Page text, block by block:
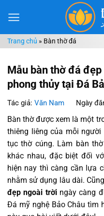
đến
dungTrang chủ » Bàn thờ đá
Mẫu bàn thờ đá
phong thủy tại Đá
Tác giả: Văn Nam Ngày
Bàn thờ được xem là một
thiêng liêng của mỗi
tục thờ cúng. Làm bàn
khác nhau, đặc biệt đối
hiện nay thì càng cần lựa
nhằm sử dụng lâu dài.
đẹp ngoài trờingày càng
Đá mỹ nghệ Bảo Châu tìm